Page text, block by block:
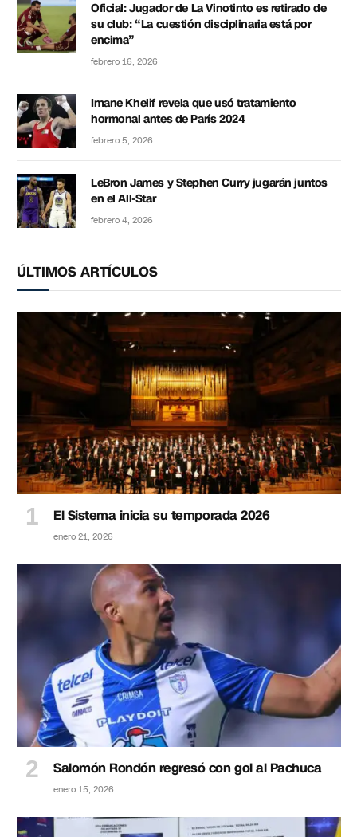
Oficial: Jugador de La Vinotinto es retirado de
su club: “La cuestión disciplinaria está por
encima”
febrero 16, 2026
Imane Khelif revela que usó tratamiento
hormonal antes de París 2024
febrero 5, 2026
LeBron James y Stephen Curry jugarán juntos
en el All-Star
febrero 4, 2026
ÚLTIMOS ARTÍCULOS
El Sistema inicia su temporada 2026
enero 21, 2026
Salomón Rondón regresó con gol al Pachuca
enero 15, 2026